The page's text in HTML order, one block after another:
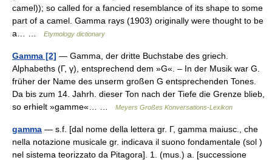
camel)); so called for a fancied resemblance of its shape to some
part of a camel. Gamma rays (1903) originally were thought to be
a… …
Etymology dictionary
Gamma [2] — Gamma, der dritte Buchstabe des griech.
Alphabeths (Γ, γ), entsprechend dem »G«. – In der Musik war G.
früher der Name des unserm großen G entsprechenden Tones.
Da bis zum 14. Jahrh. dieser Ton nach der Tiefe die Grenze blieb,
so erhielt »gamme«… …
Meyers Großes Konversations-Lexikon
gamma — s.f. [dal nome della lettera gr. Γ, gamma maiusc., che
nella notazione musicale gr. indicava il suono fondamentale (sol )
nel sistema teorizzato da Pitagora]. 1. (mus.) a. [successione